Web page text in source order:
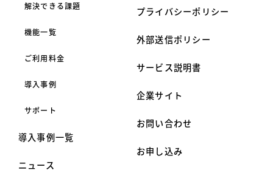
解決できる課題
機能一覧
ご利用料金
導入事例
サポート
導入事例一覧
ニュース
プライバシーポリシー
外部送信ポリシー
サービス説明書
企業サイト
お問い合わせ
お申し込み